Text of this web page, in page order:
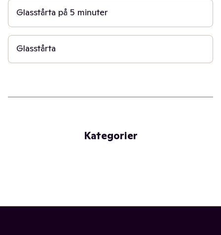
Glasstårta på 5 minuter
6 t
Glasstårta
Kategorier